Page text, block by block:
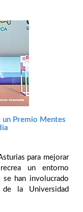
un Premio Mentes
para mejorar
un entorno
se han involucrado
de la Universidad